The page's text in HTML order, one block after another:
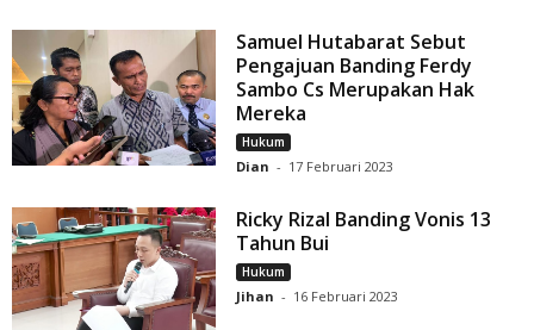
Samuel Hutabarat Sebut
Pengajuan Banding Ferdy
Sambo Cs Merupakan Hak
Mereka
Hukum
Dian - 17 Februari 2023
Ricky Rizal Banding Vonis 13
Tahun Bui
Hukum
Jihan - 16 Februari 2023